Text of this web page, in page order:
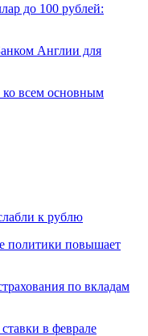
до 100 рублей:
Англии для
ко всем основным
к рублю
политики повышает
по вкладам
в феврале